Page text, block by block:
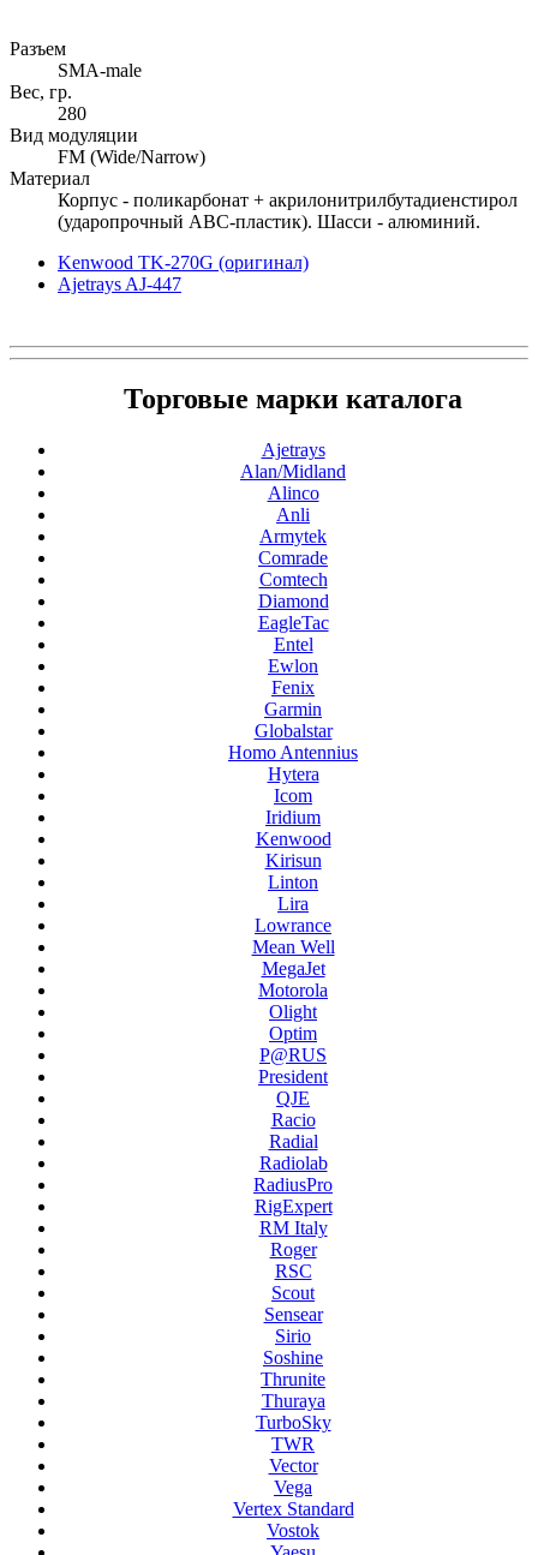
Разъем
SMA-male
Вес, гр.
280
Вид модуляции
FM (Wide/Narrow)
Материал
Корпус - поликарбонат + акрилонитрилбутадиенстирол
(ударопрочный АВС-пластик). Шасси - алюминий.
Kenwood TK-270G (оригинал)
Ajetrays AJ-447
Торговые марки каталога
Ajetrays
Alan/Midland
Alinco
Anli
Armytek
Comrade
Comtech
Diamond
EagleTac
Entel
Ewlon
Fenix
Garmin
Globalstar
Homo Antennius
Hytera
Icom
Iridium
Kenwood
Kirisun
Linton
Lira
Lowrance
Mean Well
MegaJet
Motorola
Olight
Optim
P@RUS
President
QJE
Racio
Radial
Radiolab
RadiusPro
RigExpert
RM Italy
Roger
RSC
Scout
Sensear
Sirio
Soshine
Thrunite
Thuraya
TurboSky
TWR
Vector
Vega
Vertex Standard
Vostok